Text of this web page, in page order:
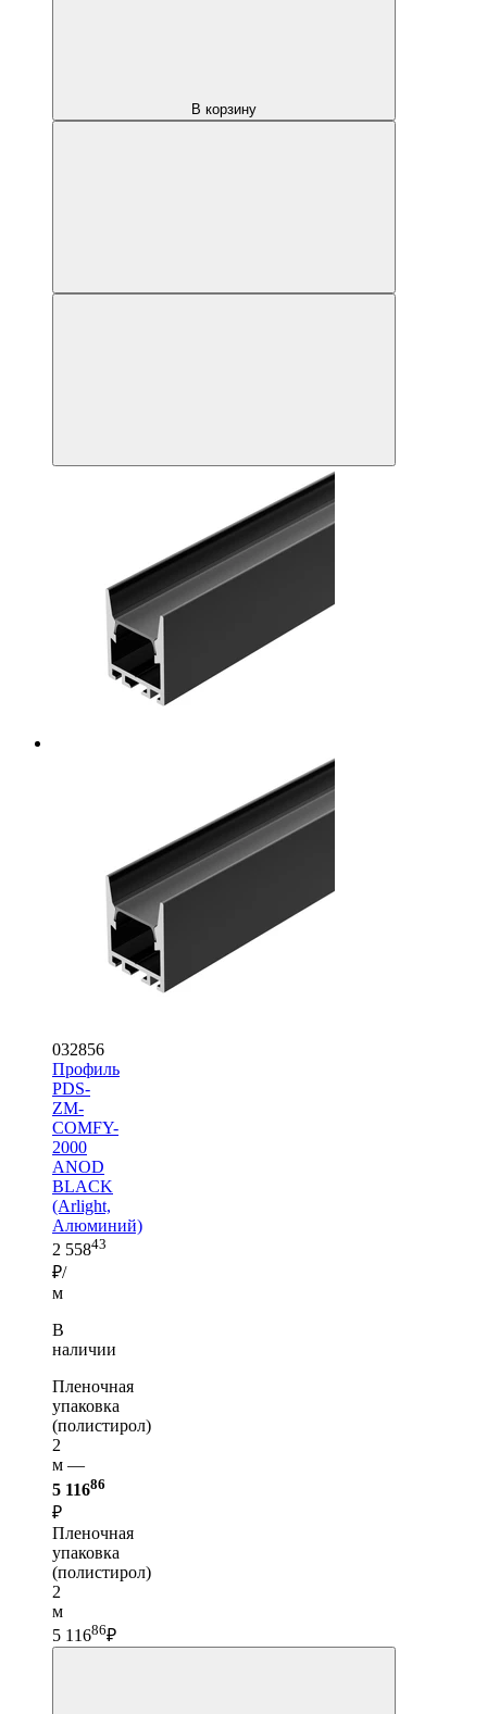
В корзину
032856
Профиль
PDS-
ZM-
COMFY-
2000
ANOD
BLACK
(Arlight,
Алюминий)
2 55843
₽/
м
В
наличии
Пленочная
упаковка
(полистирол)
2
м —
5 11686
₽
Пленочная
упаковка
(полистирол)
2
м
5 11686₽